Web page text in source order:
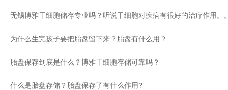
无锡博雅干细胞储存专业吗？听说干细胞对疾病有很好的治疗作用。
为什么生完孩子要把胎盘留下来？胎盘有什么用？
胎盘保存到底是什么？博雅干细胞存储可靠吗？
什么是胎盘存储？胎盘保存了有什么作用?